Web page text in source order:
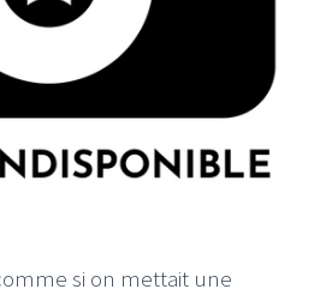
si on mettait une